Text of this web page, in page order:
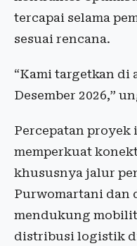
tercapai selama
sesuai rencana.
“Kami targetkan di
Desember 2026,”
Percepatan proyek
memperkuat
khususnya jalur
Purwomartani dan
mendukung
distribusi logistik